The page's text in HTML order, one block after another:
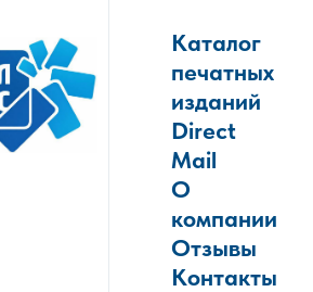
Каталог
печатных
изданий
Direct
Mail
О
компании
Отзывы
Контакты